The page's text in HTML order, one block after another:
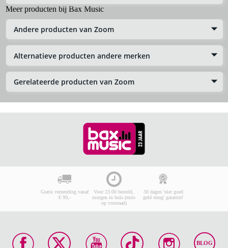
Meer producten bij Bax Music
Andere producten van Zoom
Alternatieve producten andere merken
Gerelateerde producten van Zoom
Gratis verzending vanaf
€ 99,-
Voor 23:00 besteld,
morgen in huis (mits
op voorraad)
30 dagen 'niet goed
geld terug' garantie!
BLOG